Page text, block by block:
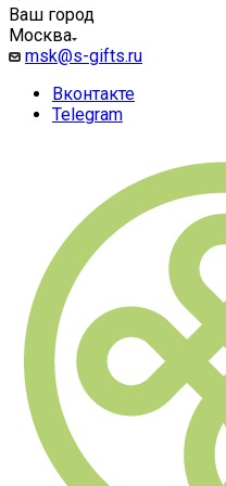
Ваш город
Москва
msk@s-gifts.ru
Вконтакте
Telegram